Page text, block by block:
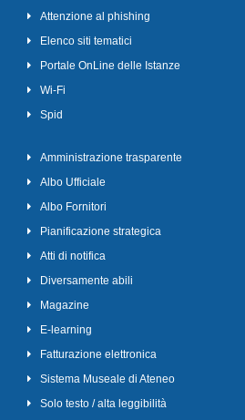
Attenzione al phishing
Elenco siti tematici
Portale OnLine delle Istanze
Wi-Fi
Spid
Amministrazione trasparente
Albo Ufficiale
Albo Fornitori
Pianificazione strategica
Atti di notifica
Diversamente abili
Magazine
E-learning
Fatturazione elettronica
Sistema Museale di Ateneo
Solo testo / alta leggibilità